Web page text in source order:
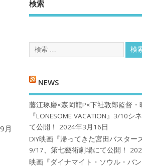
月
検索
NEWS
藤江琢磨×森岡龍P×下社敦郎監督・
『LONESOME VACATION』3/10シ
て公開！
2024年3月16日
DIY映画『帰ってきた宮田バスター
9/17、第七藝術劇場にて公開！
映画『ダイナマイト・ソウル・バ